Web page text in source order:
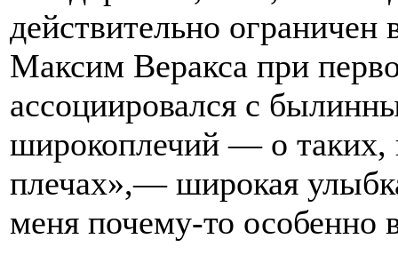
действительно
Максим Веракса при
ассоциировался с
широкоплечий — о таких,
плечах»,— широкая
меня почему-то особенно